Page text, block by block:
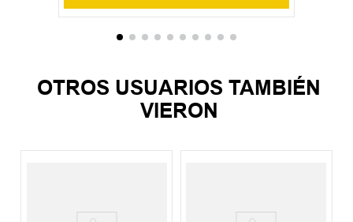
OTROS USUARIOS TAMBIÉN
VIERON